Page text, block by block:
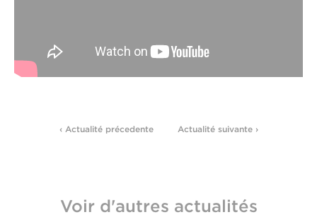
‹ Actualité précedente Actualité suivante ›
Voir d'autres actualités